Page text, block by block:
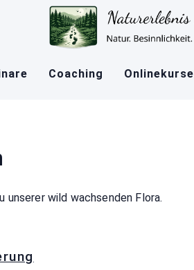
Coaching Onlinekurse
unserer wild wachsenden Flora.